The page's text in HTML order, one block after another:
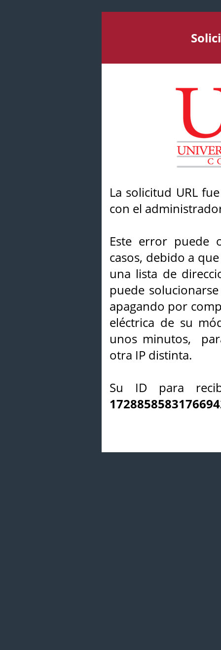
La solicitud URL
con el
Este error puede
casos, debido a
una lista de
puede
apagando por
eléctrica de su
unos minutos,
otra IP distinta.
Su ID para